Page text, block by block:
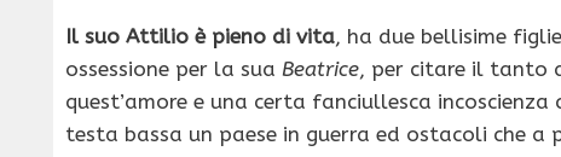
Il suo Attilio è pieno di vita, ha due bellisime
ossessione per la sua Beatrice, per citare il tanto
quest’amore e una certa fanciullesca
testa bassa un paese in guerra ed ostacoli che